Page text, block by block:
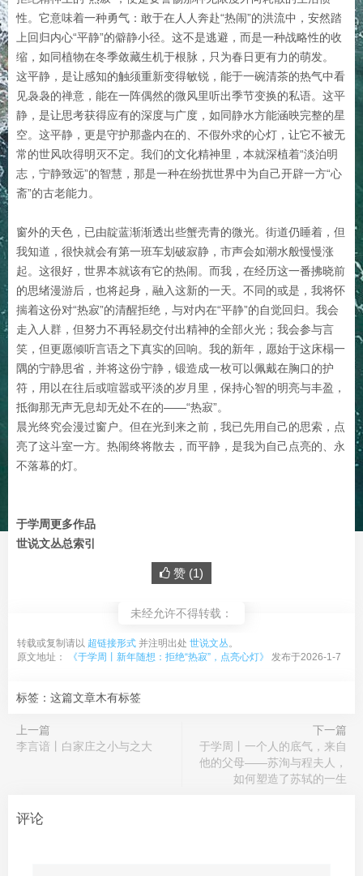
性。它意味着一种勇气：敢于在人人奔赴“热闹”的洪流中，安然踏
上回归内心“平静”的僻静小径。这不是逃避，而是一种战略性的收
缩，如同植物在冬季敛藏生机于根脉，只为春日更有力的萌发。
这平静，是让感知的触须重新变得敏锐，能于一碗清茶的热气中看
见袅袅的禅意，能在一阵偶然的微风里听出季节变换的私语。这平
静，是让思考获得应有的深度与广度，如同静水方能涵映完整的星
空。这平静，更是守护那盏内在的、不假外求的心灯，让它不被无
常的世风吹得明灭不定。我们的文化精神里，本就深植着“淡泊明
志，宁静致远”的智慧，那是一种在纷扰世界中为自己开辟一方“心
斋”的古老能力。
窗外的天色，已由靛蓝渐渐透出些蟹壳青的微光。街道仍睡着，但
我知道，很快就会有第一班车划破寂静，市声会如潮水般慢慢涨
起。这很好，世界本就该有它的热闹。而我，在经历这一番拂晓前
的思绪漫游后，也将起身，融入这新的一天。不同的或是，我将怀
揣着这份对“热寂”的清醒拒绝，与对内在“平静”的自觉回归。我会
走入人群，但努力不再轻易交付出精神的全部火光；我会参与言
笑，但更愿倾听言语之下真实的回响。我的新年，愿始于这床榻一
隅的宁静思省，并将这份宁静，锻造成一枚可以佩戴在胸口的护
符，用以在往后或喧嚣或平淡的岁月里，保持心智的明亮与丰盈，
抵御那无声无息却无处不在的——“热寂”。
晨光终究会漫过窗户。但在光到来之前，我已先用自己的思索，点
亮了这斗室一方。热闹终将散去，而平静，是我为自己点亮的、永
不落幕的灯。
于学周更多作品
世说文丛总索引
赞 (1)
未经允许不得转载：
转载或复制请以 超链接形式 并注明出处 世说文丛。
原文地址：
《于学周丨新年随想：拒绝“热寂”，点亮心灯》 发布于2026-1-7
标签：这篇文章木有标签
上一篇
李言谙丨白家庄之小与之大
下一篇
于学周丨一个人的底气，来自
他的父母——苏洵与程夫人，
如何塑造了苏轼的一生
评论